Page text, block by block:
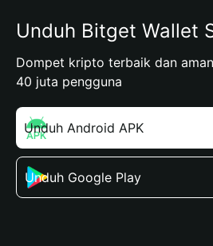
Unduh Bitget Wallet
Dompet kripto terbaik dan
40 juta pengguna
Unduh Android APK
Unduh Google Play